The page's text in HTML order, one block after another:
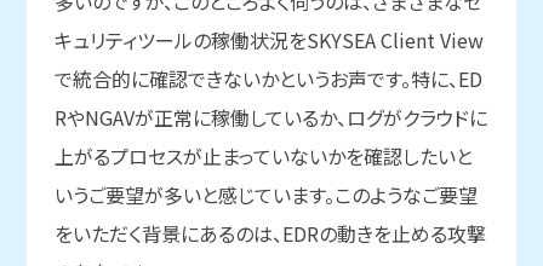
キュリティツールの稼働状況をSKYSEA Client View
で統合的に確認できないかというお声です。特に、ED
RやNGAVが正常に稼働しているか、ログがクラウドに
上がるプロセスが止まっていないかを確認したいと
いうご要望が多いと感じています。このようなご要望
をいただく背景にあるのは、EDRの動きを止める攻撃